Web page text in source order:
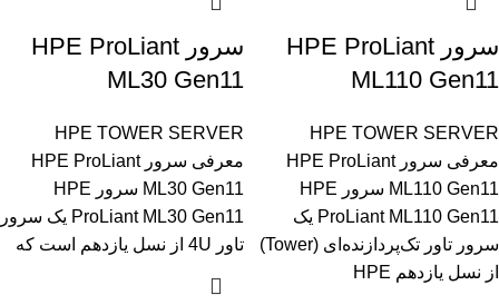
سرور HPE ProLiant
ML110 Gen11
HPE TOWER SERVER
معرفی سرور HPE ProLiant
ML110 Gen11 سرور HPE
ProLiant ML110 Gen11 یک
سرور تاور تک‌پردازنده‌ای (Tower)
از نسل یازدهم HPE
سرور HPE ProLiant
ML30 Gen11
HPE TOWER SERVER
معرفی سرور HPE ProLiant
ML30 Gen11 سرور HPE
ProLiant ML30 Gen11 یک سرور
تاور 4U از نسل یازدهم است که